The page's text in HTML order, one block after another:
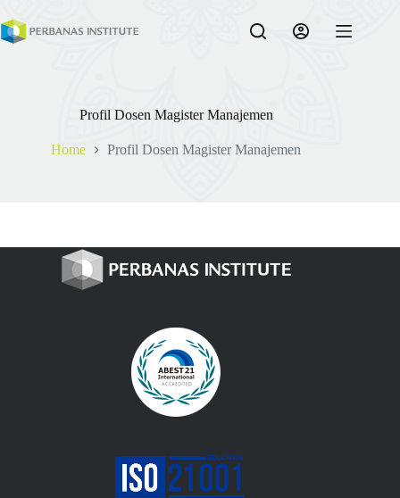
to
content
Profil Dosen Magister Manajemen
Home Profil Dosen Magister Manajemen